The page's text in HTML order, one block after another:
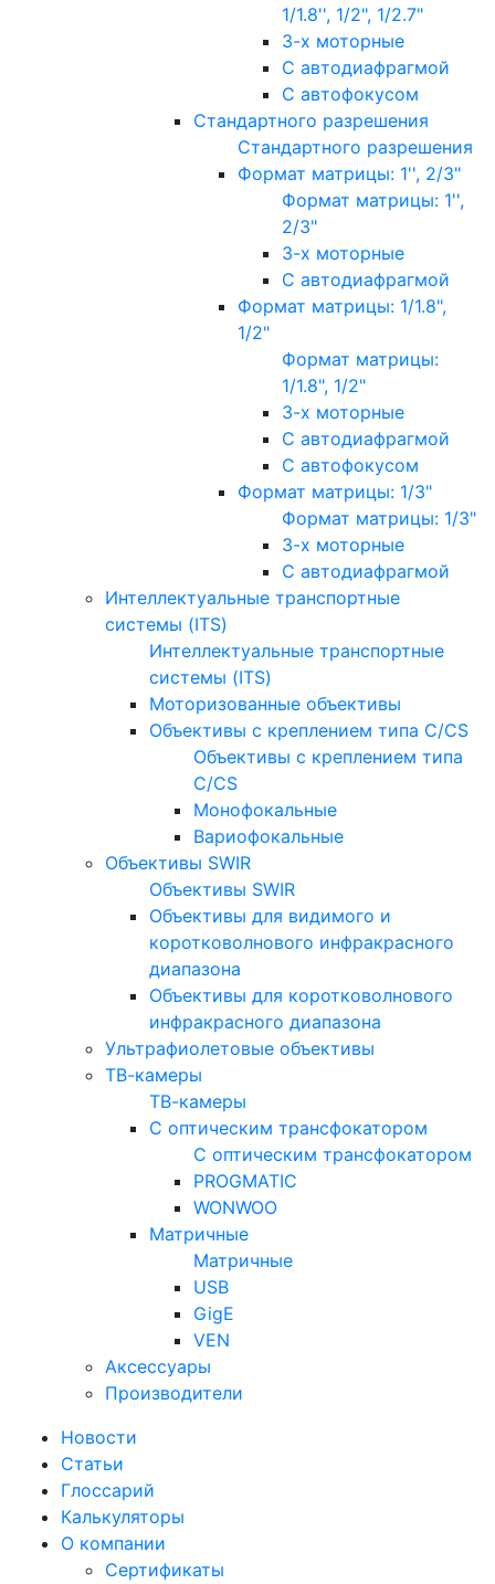
1/1.8'', 1/2", 1/2.7"
3-х моторные
С автодиафрагмой
С автофокусом
Стандартного разрешения
Стандартного разрешения
Формат матрицы: 1'', 2/3"
Формат матрицы: 1'',
2/3"
3-х моторные
С автодиафрагмой
Формат матрицы: 1/1.8",
1/2"
Формат матрицы:
1/1.8", 1/2"
3-х моторные
С автодиафрагмой
С автофокусом
Формат матрицы: 1/3"
Формат матрицы: 1/3"
3-х моторные
С автодиафрагмой
Интеллектуальные транспортные
системы (ITS)
Интеллектуальные транспортные
системы (ITS)
Моторизованные объективы
Объективы с креплением типа C/CS
Объективы с креплением типа
C/CS
Монофокальные
Вариофокальные
Объективы SWIR
Объективы SWIR
Объективы для видимого и
коротковолнового инфракрасного
диапазона
Объективы для коротковолнового
инфракрасного диапазона
Ультрафиолетовые объективы
ТВ-камеры
ТВ-камеры
С оптическим трансфокатором
С оптическим трансфокатором
PROGMATIC
WONWOO
Матричные
Матричные
USB
GigE
VEN
Аксессуары
Производители
Новости
Статьи
Глоссарий
Калькуляторы
О компании
Сертификаты